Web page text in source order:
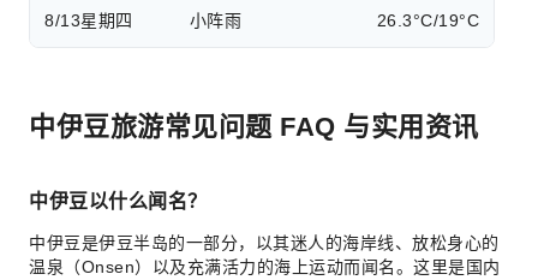
8/13星期四 小阵雨 26.3°C/19°C
中伊豆旅游常见问题 FAQ 与实用资讯
中伊豆以什么闻名？
中伊豆是伊豆半岛的一部分，以其迷人的海岸线、放松身心的
温泉（Onsen）以及充满活力的海上运动而闻名。这里是国内